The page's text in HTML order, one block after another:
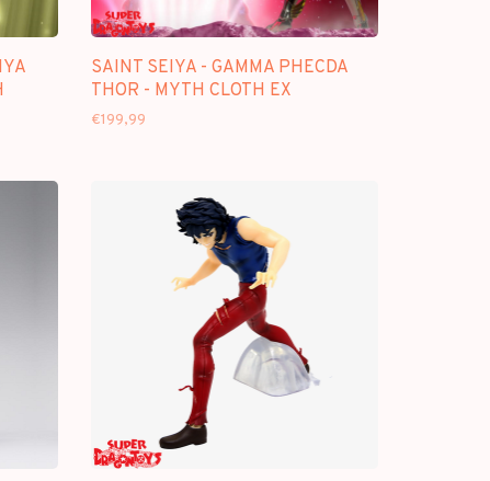
SAINT SEIYA - GAMMA PHECDA
THOR - MYTH CLOTH EX
€199,99